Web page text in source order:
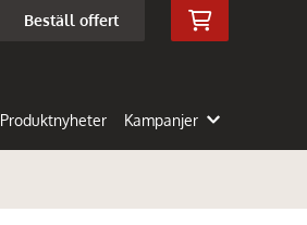
Beställ offert
Produktnyheter Kampanjer